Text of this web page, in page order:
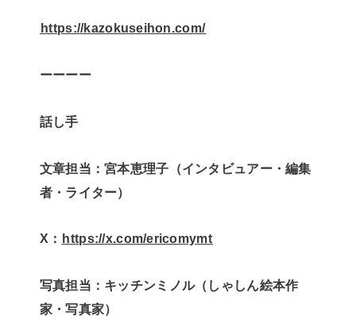
⁠⁠⁠⁠⁠https://kazokuseihon.com/⁠⁠⁠⁠⁠
ーーーー
話し手
文章担当：宮本恵理子（インタビュアー・編集
者・ライター）
X： ⁠⁠⁠⁠https://x.com/ericomymt⁠⁠⁠⁠
写真担当：キッチンミノル（しゃしん絵本作
家・写真家）